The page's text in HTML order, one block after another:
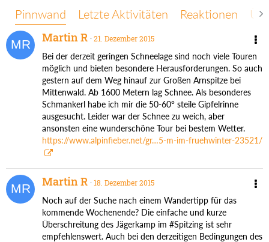
Pinnwand Letzte Aktivitäten Reaktionen
Martin R
21. Dezember 2015
Bei der derzeit geringen Schneelage sind noch viele Touren
möglich und bieten besondere Herausforderungen. So auch
gestern auf dem Weg hinauf zur Großen Arnspitze bei
Mittenwald. Ab 1600 Metern lag Schnee. Als besonderes
Schmankerl habe ich mir die 50-60° steile Gipfelrinne
ausgesucht. Leider war der Schnee zu weich, aber
ansonsten eine wunderschöne Tour bei bestem Wetter.
https://www.alpinfieber.net/gr…5-m-im-fruehwinter-23521/
Martin R 18. Dezember 2015
Noch auf der Suche nach einem Wandertipp für das
kommende Wochenende? Die einfache und kurze
Überschreitung des Jägerkamp im #Spitzing ist sehr
empfehlenswert. Auch bei den derzeitigen Bedingungen des